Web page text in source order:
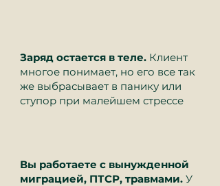
Заряд остается в теле. Клиент
многое понимает, но его все так
же выбрасывает в панику или
ступор при малейшем стрессе
Вы работаете с вынужденной
миграцией, ПТСР, травмами. У